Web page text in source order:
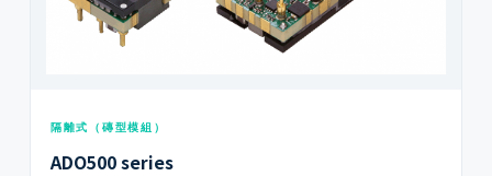
隔離式（磚型模組）
ADO500 series